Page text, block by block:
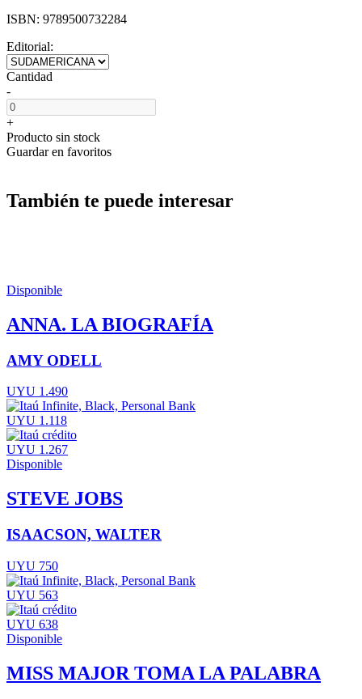
ISBN: 9789500732284
Editorial:
Cantidad
-
+
Producto sin stock
Guardar en favoritos
También te puede interesar
Disponible
ANNA. LA BIOGRAFÍA
AMY ODELL
UYU 1.490
UYU 1.118
UYU 1.267
Disponible
STEVE JOBS
ISAACSON, WALTER
UYU 750
UYU 563
UYU 638
Disponible
MISS MAJOR TOMA LA PALABRA